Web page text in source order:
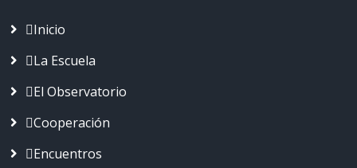
Inicio
La Escuela
El Observatorio
Cooperación
Encuentros